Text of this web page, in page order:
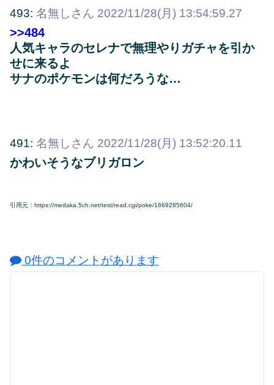
493: 名無しさん 2022/11/28(月) 13:54:59.27
>>484
人気キャラのセレナで無理やりガチャを引か
せに来るよ
サナのポケモンは何だろうな…
491: 名無しさん 2022/11/28(月) 13:52:20.11
かわいそうなブリガロン
引用元：https://medaka.5ch.net/test/read.cgi/poke/1669285604/
0件のコメントがあります